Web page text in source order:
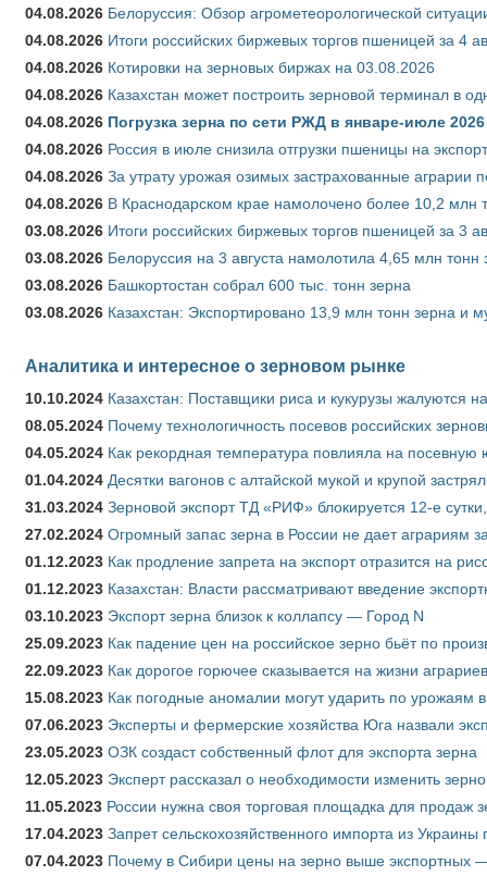
04.08.2026 Белоруссия: Обзор агрометеорологической
04.08.2026 Итоги российских биржевых торгов пшеницей за 4
04.08.2026 Котировки на зерновых биржах на 03.08.2026
04.08.2026 Казахстан может построить зерновой терминал в
04.08.2026 Погрузка зерна по сети РЖД в январе-июле
04.08.2026 Россия в июле снизила отгрузки пшеницы на
04.08.2026 За утрату урожая озимых застрахованные аграрии
04.08.2026 В Краснодарском крае намолочено более 10,2 млн
03.08.2026 Итоги российских биржевых торгов пшеницей за 3
03.08.2026 Белоруссия на 3 августа намолотила 4,65 млн тонн
03.08.2026 Башкортостан собрал 600 тыс. тонн зерна
03.08.2026 Казахстан: Экспортировано 13,9 млн тонн зерна и
Аналитика и интересное о зерновом рынке
10.10.2024 Казахстан: Поставщики риса и кукурузы жалуются
08.05.2024 Почему технологичность посевов российских
04.05.2024 Как рекордная температура повлияла на
01.04.2024 Десятки вагонов с алтайской мукой и крупой
31.03.2024 Зерновой экспорт ТД «РИФ» блокируется 12-е
27.02.2024 Огромный запас зерна в России не дает аграриям
01.12.2023 Как продление запрета на экспорт отразится на
01.12.2023 Казахстан: Власти рассматривают введение
03.10.2023 Экспорт зерна близок к коллапсу — Город N
25.09.2023 Как падение цен на российское зерно бьёт по
22.09.2023 Как дорогое горючее сказывается на жизни аграриев
15.08.2023 Как погодные аномалии могут ударить по урожаям
07.06.2023 Эксперты и фермерские хозяйства Юга назвали
23.05.2023 ОЗК создаст собственный флот для экспорта зерна
12.05.2023 Эксперт рассказал о необходимости изменить
11.05.2023 России нужна своя торговая площадка для продаж
17.04.2023 Запрет сельскохозяйственного импорта из
07.04.2023 Почему в Сибири цены на зерно выше экспортных